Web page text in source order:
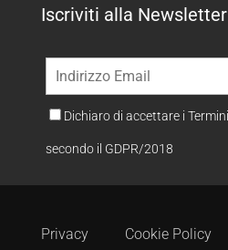
Iscriviti alla Newsletter
Dichiaro di accettare i
secondo il GDPR/2018
Privacy Cookie Policy